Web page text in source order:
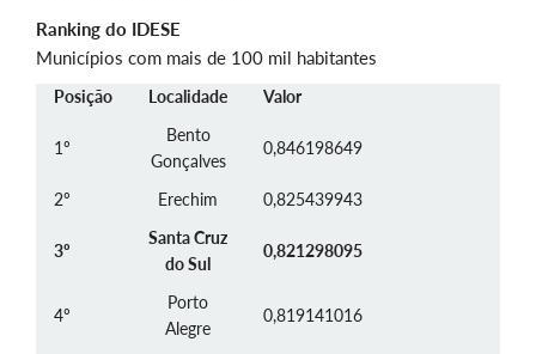
Ranking do IDESE
Municípios com mais de 100 mil habitantes
Posição Localidade Valor
1º
Bento
Gonçalves
0,846198649
2º Erechim 0,825439943
3º
Santa Cruz
do Sul
0,821298095
4º
Porto
Alegre
0,819141016